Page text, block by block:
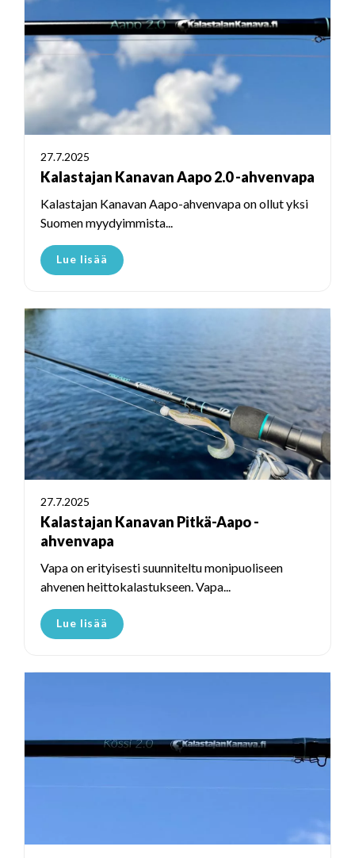
27.7.2025
Kalastajan Kanavan Aapo 2.0 -ahvenvapa
Kalastajan Kanavan Aapo-ahvenvapa on ollut yksi
Suomen myydyimmista...
Lue lisää
27.7.2025
Kalastajan Kanavan Pitkä-Aapo -
ahvenvapa
Vapa on erityisesti suunniteltu monipuoliseen
ahvenen heittokalastukseen. Vapa...
Lue lisää